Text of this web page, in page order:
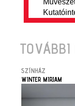
SZÍNHÁZ
WINTER MIRJAM